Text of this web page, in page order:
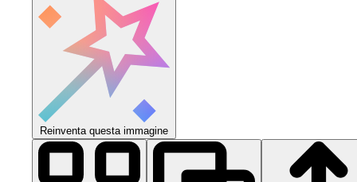
Reinventa questa immagine